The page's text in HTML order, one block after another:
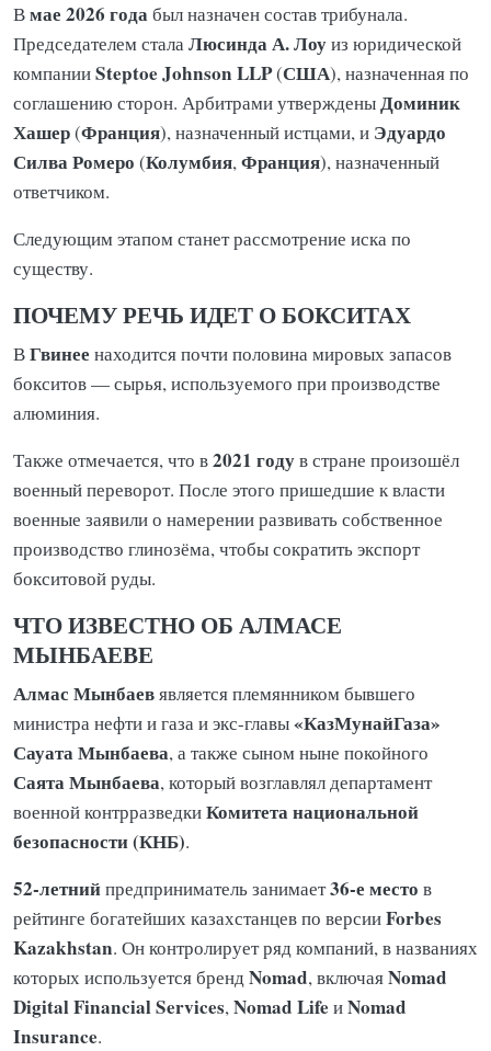
Вмае 2026 годабыл назначен состав трибунала.
Председателем сталаЛюсинда А. Лоуиз юридической
компанииSteptoe Johnson LLP(США), назначенная по
соглашению сторон. Арбитрами утвержденыДоминик
Хашер(Франция), назначенный истцами, и Эдуардо
Силва Ромеро (Колумбия,Франция), назначенный
ответчиком.
Следующим этапом станет рассмотрение иска по
существу.
ПОЧЕМУ РЕЧЬ ИДЕТ О БОКСИТАХ
ВГвинее находится почти половина мировых запасов
бокситов — сырья, используемого при производстве
алюминия.
Также отмечается, что в2021 годув стране произошёл
военный переворот. После этого пришедшие к власти
военные заявили о намерении развивать собственное
производство глинозёма, чтобы сократить экспорт
бокситовой руды.
ЧТО ИЗВЕСТНО ОБ АЛМАСЕ
МЫНБАЕВЕ
Алмас Мынбаевявляется племянником бывшего
министра нефти и газа и экс-главы«КазМунайГаза»
Сауата Мынбаева, а также сыном ныне покойного
Саята Мынбаева, который возглавлял департамент
военной контрразведкиКомитета национальной
безопасности (КНБ).
52-летнийпредприниматель занимает36-е место в
рейтинге богатейших казахстанцев по версииForbes
Kazakhstan. Он контролирует ряд компаний, в названиях
которых используется брендNomad, включаяNomad
Digital Financial Services,Nomad Life иNomad
Insurance.